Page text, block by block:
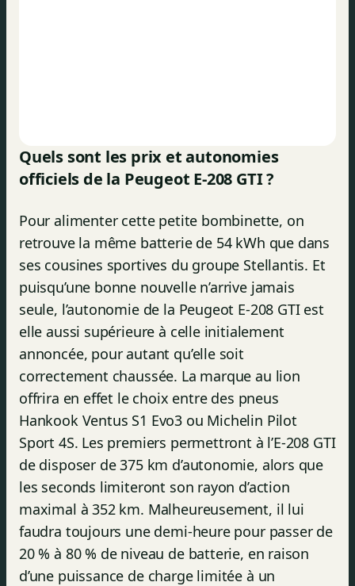
Quels sont les prix et autonomies
officiels de la Peugeot E-208 GTI ?
Pour alimenter cette petite bombinette, on
retrouve la même batterie de 54 kWh que dans
ses cousines sportives du groupe Stellantis. Et
puisqu’une bonne nouvelle n’arrive jamais
seule, l’autonomie de la Peugeot E-208 GTI est
elle aussi supérieure à celle initialement
annoncée, pour autant qu’elle soit
correctement chaussée. La marque au lion
offrira en effet le choix entre des pneus
Hankook Ventus S1 Evo3 ou Michelin Pilot
Sport 4S. Les premiers permettront à l’E-208 GTI
de disposer de 375 km d’autonomie, alors que
les seconds limiteront son rayon d’action
maximal à 352 km. Malheureusement, il lui
faudra toujours une demi-heure pour passer de
20 % à 80 % de niveau de batterie, en raison
d’une puissance de charge limitée à un